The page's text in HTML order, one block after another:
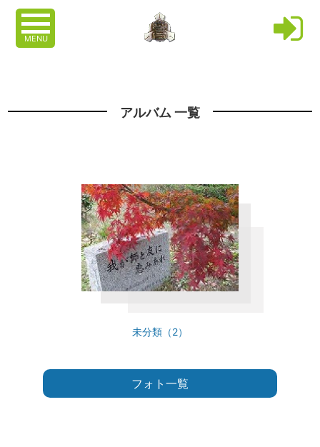
MENU
アルバム 一覧
未分類（2）
フォト一覧